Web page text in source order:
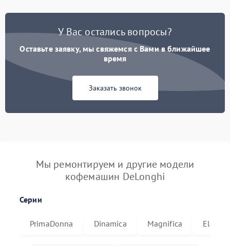
У Вас остались вопросы?
Оставьте заявку, мы свяжемся с Вами в ближайшее
время
Заказать звонок
Мы ремонтируем и другие модели
кофемашин DeLonghi
Серии
PrimaDonna Dinamica Magnifica Eletta